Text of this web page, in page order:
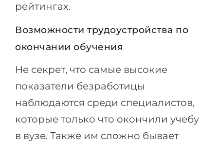
рейтингах.
Возможности трудоустройства по
окончании обучения
Не секрет, что самые высокие
показатели безработицы
наблюдаются среди специалистов,
которые только что окончили учебу
в вузе. Также им сложно бывает